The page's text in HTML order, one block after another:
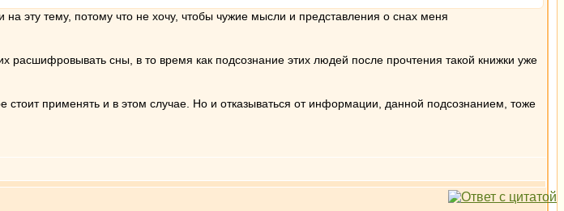
эту тему, потому что не хочу, чтобы чужие мысли и представления о снах меня
сны, в то время как подсознание этих людей после прочтения такой книжки уже
стоит применять и в этом случае. Но и отказываться от информации, данной подсознанием, тоже